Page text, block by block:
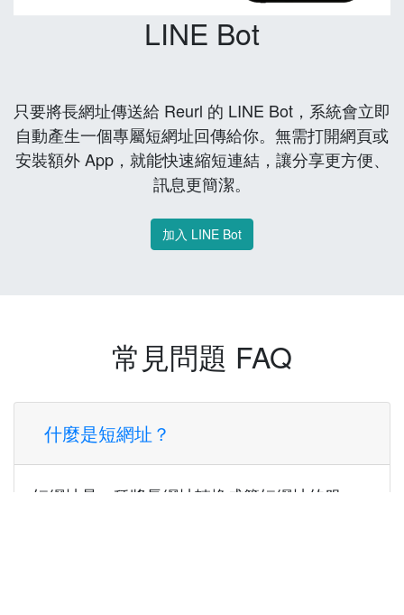
LINE Bot
只要將長網址傳送給 Reurl 的 LINE Bot，系統會立即
自動產生一個專屬短網址回傳給你。無需打開網頁或
安裝額外 App，就能快速縮短連結，讓分享更方便、
訊息更簡潔。
加入 LINE Bot
常見問題 FAQ
什麼是短網址？
短網址是一種將長網址轉換成簡短網址的服